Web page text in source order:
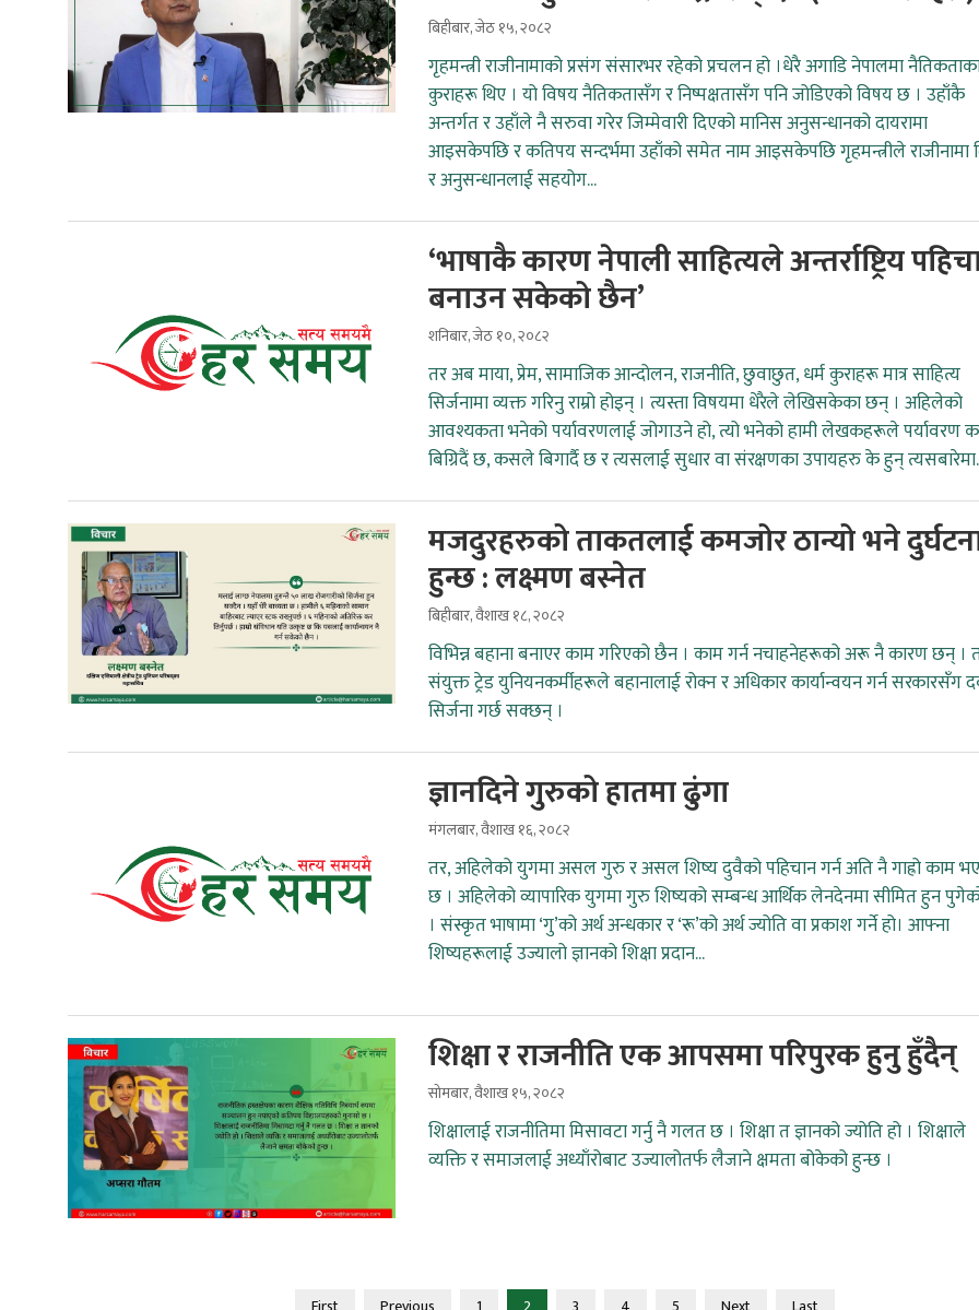
बिहीबार, जेठ १५, २०८२
गृहमन्त्री राजीनामाको प्रसंग संसारभर रहेको प्रचलन हो ।धेरै अगाडि नेपालमा
कुराहरू थिए । यो विषय नैतिकतासँग र निष्पक्षतासँग पनि जोडिएको विषय छ । उहाँकै
अन्तर्गत र उहाँले नै सरुवा गरेर जिम्मेवारी दिएको मानिस अनुसन्धानको दायरामा
आइसकेपछि र कतिपय सन्दर्भमा उहाँको समेत नाम आइसकेपछि गृहमन्त्रीले राजीनामा
र अनुसन्धानलाई सहयोग...
‘भाषाकै कारण नेपाली साहित्यले अन्तर्राष्ट्रिय
बनाउन सकेको छैन’
शनिबार, जेठ १०, २०८२
तर अब माया, प्रेम, सामाजिक आन्दोलन, राजनीति, छुवाछुत, धर्म कुराहरू मात्र साहित्य
सिर्जनामा व्यक्त गरिनु राम्रो होइन् । त्यस्ता विषयमा धेरैले लेखिसकेका छन् । अहिलेको
आवश्यकता भनेको पर्यावरणलाई जोगाउने हो, त्यो भनेको हामी लेखकहरूले पर्यावरण
बिग्रिदैं छ, कसले बिगार्दै छ र त्यसलाई सुधार वा संरक्षणका उपायहरु के हुन्
मजदुरहरुको ताकतलाई कमजोर ठान्यो भने
हुन्छ : लक्ष्मण बस्नेत
बिहीबार, वैशाख १८, २०८२
विभिन्न बहाना बनाएर काम गरिएको छैन । काम गर्न नचाहनेहरूको अरू नै कारण छन् ।
संयुक्त ट्रेड युनियनकर्मीहरूले बहानालाई रोक्न र अधिकार कार्यान्वयन गर्न सरकारसँग
सिर्जना गर्छ सक्छन् ।
ज्ञानदिने गुरुको हातमा ढुंगा
मंगलबार, वैशाख १६, २०८२
तर, अहिलेको युगमा असल गुरु र असल शिष्य दुवैको पहिचान गर्न अति नै गाह्रो काम
छ । अहिलेको व्यापारिक युगमा गुरु शिष्यको सम्बन्ध आर्थिक लेनदेनमा सीमित हुन
। संस्कृत भाषामा ‘गु’को अर्थ अन्धकार र ‘रू’को अर्थ ज्योति वा प्रकाश गर्ने हो। आफ्ना
शिष्यहरूलाई उज्यालो ज्ञानको शिक्षा प्रदान...
शिक्षा र राजनीति एक आपसमा परिपुरक हुनु हुँदैन्
सोमबार, वैशाख १५, २०८२
शिक्षालाई राजनीतिमा मिसावटा गर्नु नै गलत छ । शिक्षा त ज्ञानको ज्योति हो । शिक्षाले
व्यक्ति र समाजलाई अध्याँरोबाट उज्यालोतर्फ लैजाने क्षमता बोकेको हुन्छ ।